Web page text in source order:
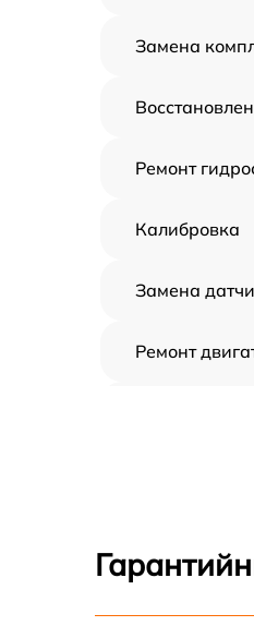
Замена
Ремонт
Калибровка
Замена
Ремонт